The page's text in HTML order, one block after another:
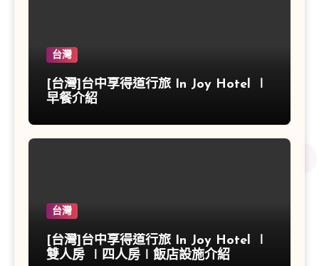
台灣
[台灣]台中享得道行旅 In Joy Hotel ∣
早餐介紹
台灣
[台灣]台中享得道行旅 In Joy Hotel ∣
雙人房 ∣四人房∣飯店設施介紹